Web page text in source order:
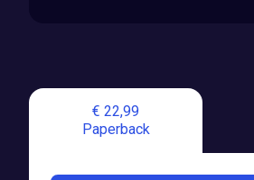
€ 22,99
Paperback